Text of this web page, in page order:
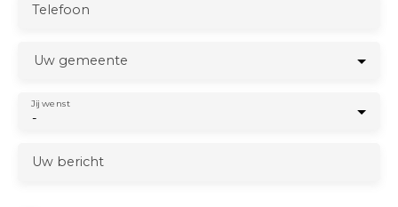
Telefoon
Uw gemeente
-
Jij wenst
Uw bericht